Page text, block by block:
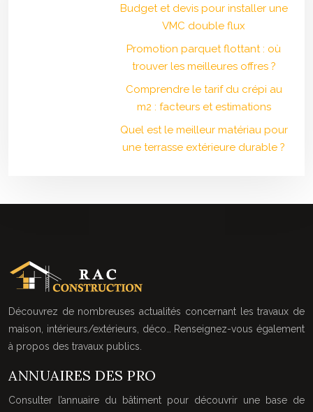
Budget et devis pour installer une
VMC double flux
Promotion parquet flottant : où
trouver les meilleures offres ?
Comprendre le tarif du crépi au
m2 : facteurs et estimations
Quel est le meilleur matériau pour
une terrasse extérieure durable ?
Découvrez de nombreuses actualités concernant les travaux de
maison, intérieurs/extérieurs, déco… Renseignez-vous également
à propos des travaux publics.
ANNUAIRES DES PRO
Consulter l’annuaire du bâtiment pour découvrir une base de